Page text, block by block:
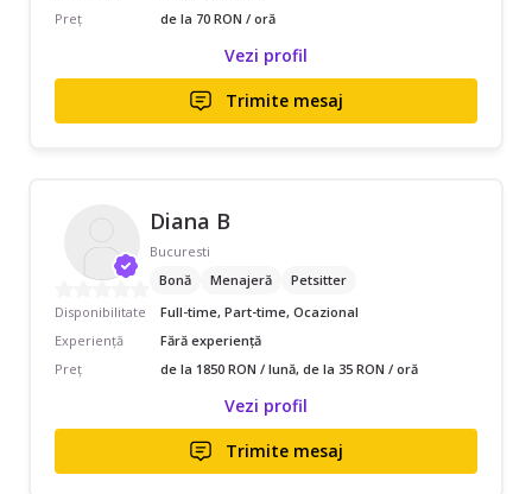
Preț
de la 70 RON / oră
Vezi profil
Trimite mesaj
Diana B
Bucuresti
Bonă
Menajeră
Petsitter
Disponibilitate
Full-time, Part-time, Ocazional
Experiență
Fără experiență
Preț
de la 1850 RON / lună, de la 35 RON / oră
Vezi profil
Trimite mesaj